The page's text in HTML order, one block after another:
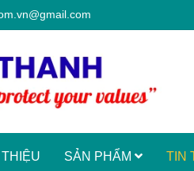
SẢN PHẨM TIN